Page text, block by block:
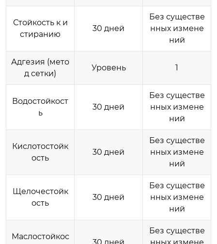
Стойкость к и
стиранию
30 дней
Без существе
нных измене
ний
Адгезия (мето
д сетки)
Уровень 1
Водостойкост
ь
30 дней
Без существе
нных измене
ний
Кислотостойк
ость
30 дней
Без существе
нных измене
ний
Щелочестойк
ость
30 дней
Без существе
нных измене
ний
Маслостойкос
30 дней
Без существе
нных измене